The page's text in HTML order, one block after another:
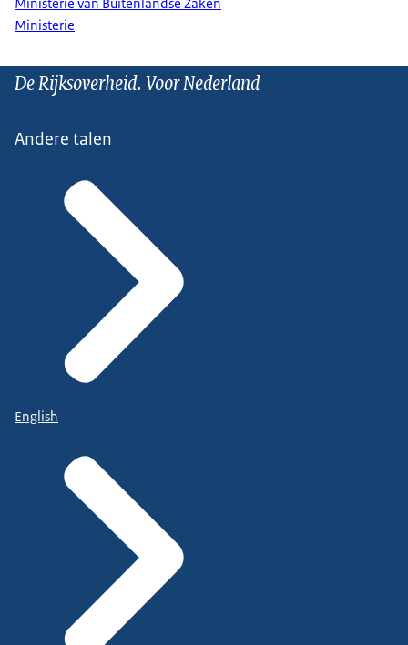
Ministerie
De Rijksoverheid. Voor Nederland
Andere talen
English